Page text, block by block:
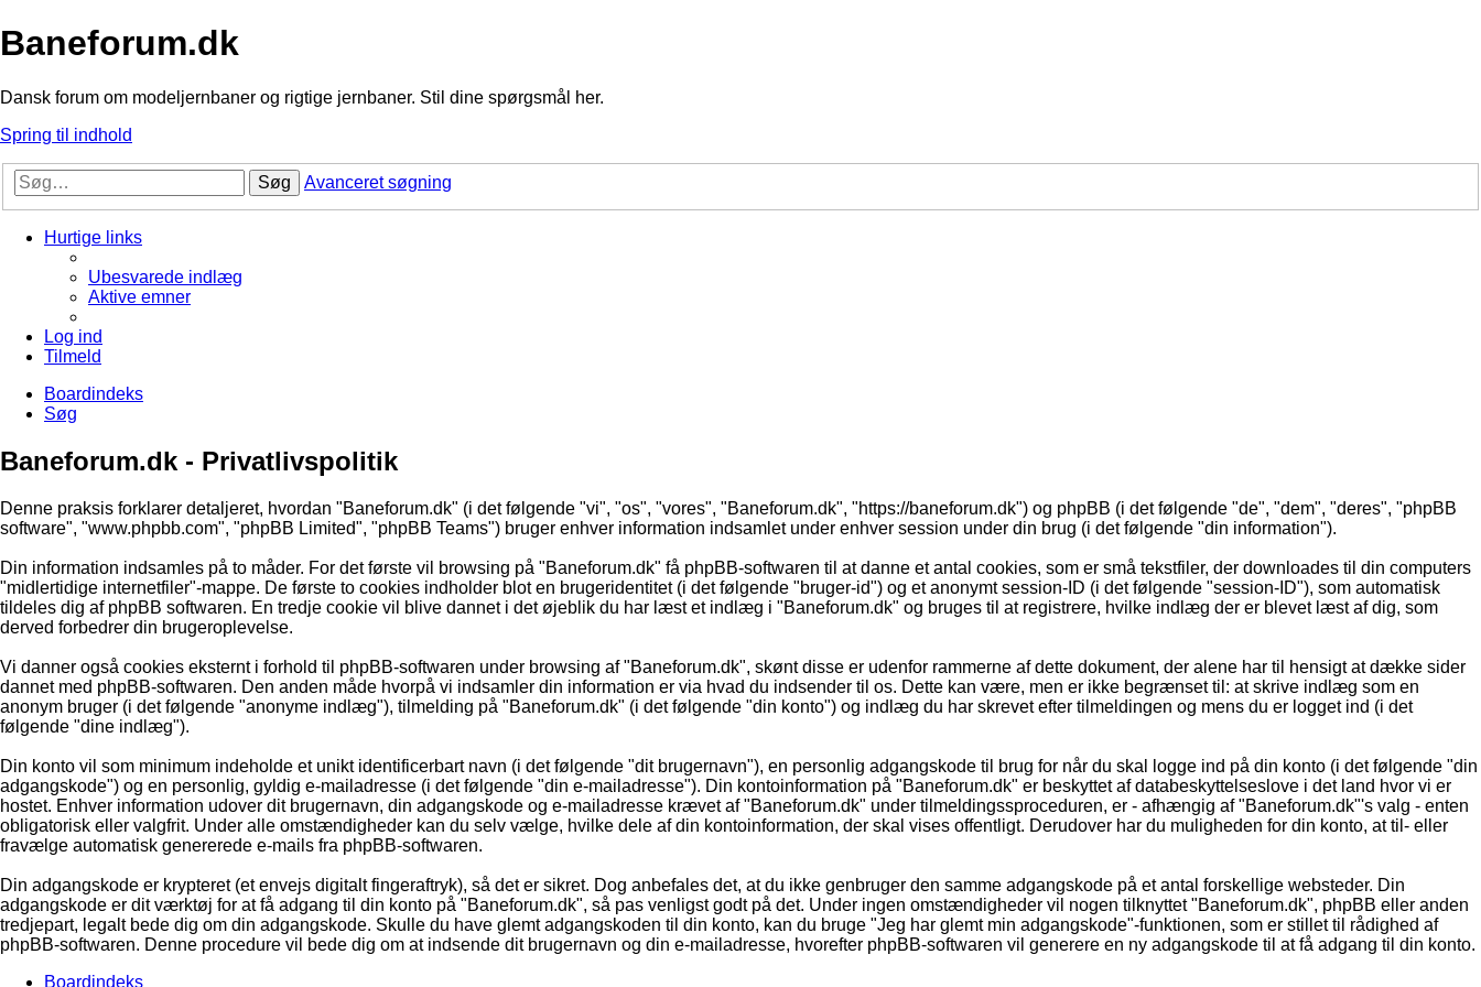
Baneforum.dk
Dansk forum om modeljernbaner og rigtige jernbaner. Stil dine spørgsmål her.
Spring til indhold
Søg Avanceret søgning
Hurtige links
Ubesvarede indlæg
Aktive emner
Log ind
Tilmeld
Boardindeks
Søg
Baneforum.dk - Privatlivspolitik
Denne praksis forklarer detaljeret, hvordan "Baneforum.dk" (i det følgende "vi", "os", "vores", "Baneforum.dk", "https://baneforum.dk") og phpBB (i det følgende "de", "dem", "deres", "phpBB
software", "www.phpbb.com", "phpBB Limited", "phpBB Teams") bruger enhver information indsamlet under enhver session under din brug (i det følgende "din information").
Din information indsamles på to måder. For det første vil browsing på "Baneforum.dk" få phpBB-softwaren til at danne et antal cookies, som er små tekstfiler, der downloades til din computers
"midlertidige internetfiler"-mappe. De første to cookies indholder blot en brugeridentitet (i det følgende "bruger-id") og et anonymt session-ID (i det følgende "session-ID"), som automatisk
tildeles dig af phpBB softwaren. En tredje cookie vil blive dannet i det øjeblik du har læst et indlæg i "Baneforum.dk" og bruges til at registrere, hvilke indlæg der er blevet læst af dig, som
derved forbedrer din brugeroplevelse.
Vi danner også cookies eksternt i forhold til phpBB-softwaren under browsing af "Baneforum.dk", skønt disse er udenfor rammerne af dette dokument, der alene har til hensigt at dække sider
dannet med phpBB-softwaren. Den anden måde hvorpå vi indsamler din information er via hvad du indsender til os. Dette kan være, men er ikke begrænset til: at skrive indlæg som en
anonym bruger (i det følgende "anonyme indlæg"), tilmelding på "Baneforum.dk" (i det følgende "din konto") og indlæg du har skrevet efter tilmeldingen og mens du er logget ind (i det
følgende "dine indlæg").
Din konto vil som minimum indeholde et unikt identificerbart navn (i det følgende "dit brugernavn"), en personlig adgangskode til brug for når du skal logge ind på din konto (i det følgende "din
adgangskode") og en personlig, gyldig e-mailadresse (i det følgende "din e-mailadresse"). Din kontoinformation på "Baneforum.dk" er beskyttet af databeskyttelseslove i det land hvor vi er
hostet. Enhver information udover dit brugernavn, din adgangskode og e-mailadresse krævet af "Baneforum.dk" under tilmeldingssproceduren, er - afhængig af "Baneforum.dk"'s valg - enten
obligatorisk eller valgfrit. Under alle omstændigheder kan du selv vælge, hvilke dele af din kontoinformation, der skal vises offentligt. Derudover har du muligheden for din konto, at til- eller
fravælge automatisk genererede e-mails fra phpBB-softwaren.
Din adgangskode er krypteret (et envejs digitalt fingeraftryk), så det er sikret. Dog anbefales det, at du ikke genbruger den samme adgangskode på et antal forskellige websteder. Din
adgangskode er dit værktøj for at få adgang til din konto på "Baneforum.dk", så pas venligst godt på det. Under ingen omstændigheder vil nogen tilknyttet "Baneforum.dk", phpBB eller anden
tredjepart, legalt bede dig om din adgangskode. Skulle du have glemt adgangskoden til din konto, kan du bruge "Jeg har glemt min adgangskode"-funktionen, som er stillet til rådighed af
phpBB-softwaren. Denne procedure vil bede dig om at indsende dit brugernavn og din e-mailadresse, hvorefter phpBB-softwaren vil generere en ny adgangskode til at få adgang til din konto.
Boardindeks